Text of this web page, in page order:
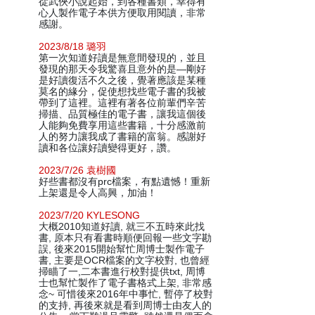
心人製作電子本供方便取用閱讀，非常
感謝。
2023/8/18 璐羽
第一次知道好讀是無意間發現的，並且
發現的那天令我驚喜且意外的是—剛好
是好讀復活不久之後，覺著應該是某種
莫名的緣分，促使想找些電子書的我被
帶到了這裡。這裡有著各位前輩們辛苦
掃描、品質極佳的電子書，讓我這個後
人能夠免費享用這些書籍，十分感激前
人的努力讓我成了書籍的富翁。感謝好
讀和各位讓好讀變得更好，讚。
2023/7/26 袁樹國
好些書都沒有prc檔案，有點遺憾！重新
上架還是令人高興，加油！
2023/7/20 KYLESONG
大概2010知道好讀, 就三不五時來此找
書, 原本只有看書時順便回報一些文字勘
誤, 後來2015開始幫忙周博士製作電子
書, 主要是OCR檔案的文字校對, 也曾經
掃瞄了一,二本書進行校對提供txt, 周博
士也幫忙製作了電子書格式上架, 非常感
念~ 可惜後來2016年中事忙, 暫停了校對
的支持, 再後來就是看到周博士由友人的